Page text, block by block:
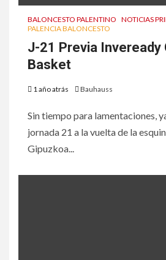
BALONCESTO PALENTINO NOTICIAS
PALENCIA BALONCESTO
J-21 Previa Inveready
Basket
1 año atrás Bauhauss
Sin tiempo para lamentaciones,
jornada 21 a la vuelta de la
Gipuzkoa...